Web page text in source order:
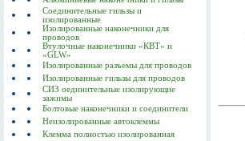
Соединительные гильзы и
изолированные
Изолированные наконечники для
проводов
Втулочные наконечники «КВТ» и
«GLW»
Изолированные разъемы для проводов
Изолированные гильзы для проводов
СИЗ оединительные изолирующие
зажимы
Болтовые наконечники и соединители
Неизолированные автоклеммы
Клемма полностью изолированная